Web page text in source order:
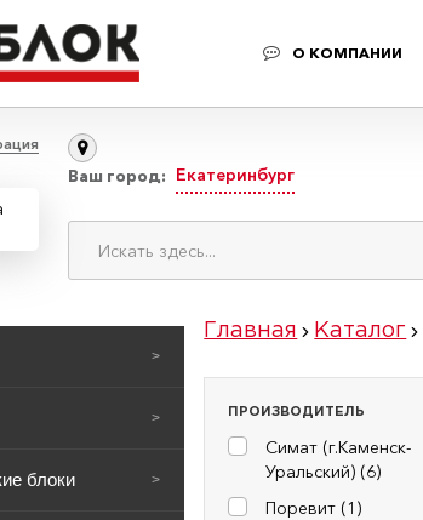
О КОМПАНИИ
Ваш город: Екатеринбург
>
>
блоки >
Главная Каталог
ПРОИЗВОДИТЕЛЬ
Симат (г.Каменск-
Уральский) (6)
Поревит (1 )